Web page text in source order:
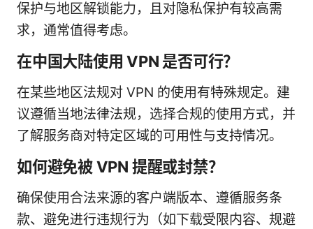
保护与地区解锁能力，且对隐私保护有较高需
求，通常值得考虑。
在中国大陆使用 VPN 是否可行？
在某些地区法规对 VPN 的使用有特殊规定。建
议遵循当地法律法规，选择合规的使用方式，并
了解服务商对特定区域的可用性与支持情况。
如何避免被 VPN 提醒或封禁？
确保使用合法来源的客户端版本、遵循服务条
款、避免进行违规行为（如下载受限内容、规避